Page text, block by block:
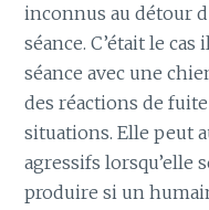
inconnus au détour
séance. C’était le
séance avec une
des réactions de
situations. Elle peut
agressifs lorsqu’elle
produire si un